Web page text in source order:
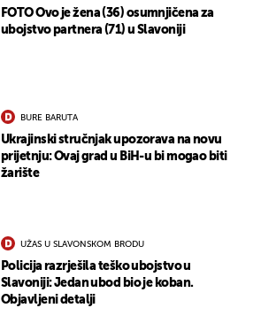
FOTO Ovo je žena (36) osumnjičena za
ubojstvo partnera (71) u Slavoniji
BURE BARUTA
Ukrajinski stručnjak upozorava na novu
prijetnju: Ovaj grad u BiH-u bi mogao biti
žarište
UŽAS U SLAVONSKOM BRODU
Policija razrješila teško ubojstvo u
Slavoniji: Jedan ubod bio je koban.
Objavljeni detalji